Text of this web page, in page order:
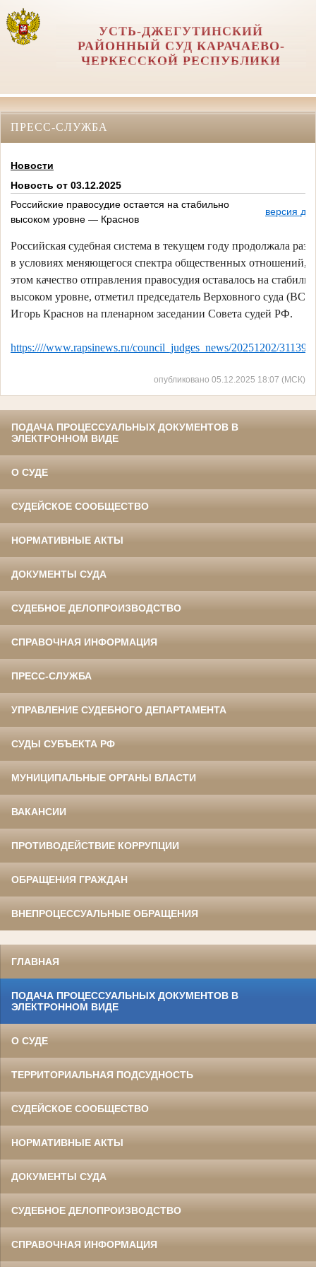
УСТЬ-ДЖЕГУТИНСКИЙ
РАЙОННЫЙ СУД КАРАЧАЕВО-
ЧЕРКЕССКОЙ РЕСПУБЛИКИ
ПРЕСС-СЛУЖБА
Новости
Новость от 03.12.2025
Российские правосудие остается на стабильно
высоком уровне — Краснов
версия
Российская судебная система в текущем году продолжала
в условиях меняющегося спектра общественных отношений,
этом качество отправления правосудия оставалось на
высоком уровне, отметил председатель Верховного суда (ВС)
Игорь Краснов на пленарном заседании Совета судей РФ.
https:////www.rapsinews.ru/council_judges_news/20251202/
опубликовано 05.12.2025 18:07 (МСК)
ПОДАЧА ПРОЦЕССУАЛЬНЫХ ДОКУМЕНТОВ В
ЭЛЕКТРОННОМ ВИДЕ
О СУДЕ
СУДЕЙСКОЕ СООБЩЕСТВО
НОРМАТИВНЫЕ АКТЫ
ДОКУМЕНТЫ СУДА
СУДЕБНОЕ ДЕЛОПРОИЗВОДСТВО
СПРАВОЧНАЯ ИНФОРМАЦИЯ
ПРЕСС-СЛУЖБА
УПРАВЛЕНИЕ СУДЕБНОГО ДЕПАРТАМЕНТА
СУДЫ СУБЪЕКТА РФ
МУНИЦИПАЛЬНЫЕ ОРГАНЫ ВЛАСТИ
ВАКАНСИИ
ПРОТИВОДЕЙСТВИЕ КОРРУПЦИИ
ОБРАЩЕНИЯ ГРАЖДАН
ВНЕПРОЦЕССУАЛЬНЫЕ ОБРАЩЕНИЯ
ГЛАВНАЯ
ПОДАЧА ПРОЦЕССУАЛЬНЫХ ДОКУМЕНТОВ В
ЭЛЕКТРОННОМ ВИДЕ
О СУДЕ
ТЕРРИТОРИАЛЬНАЯ ПОДСУДНОСТЬ
СУДЕЙСКОЕ СООБЩЕСТВО
НОРМАТИВНЫЕ АКТЫ
ДОКУМЕНТЫ СУДА
СУДЕБНОЕ ДЕЛОПРОИЗВОДСТВО
СПРАВОЧНАЯ ИНФОРМАЦИЯ